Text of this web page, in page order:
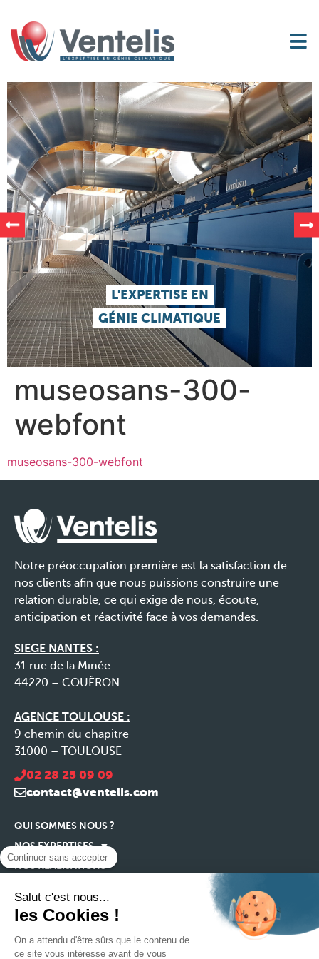
L'EXPERTISE EN
GÉNIE CLIMATIQUE
museosans-300-
webfont
museosans-300-webfont
Notre préoccupation première est la satisfaction de
nos clients afin que nous puissions construire une
relation durable, ce qui exige de nous, écoute,
anticipation et réactivité face à vos demandes.
SIEGE NANTES :
31 rue de la Minée
44220 – COUËRON
AGENCE TOULOUSE :
9 chemin du chapitre
31000 – TOULOUSE
02 28 25 09 09
contact@ventelis.com
QUI SOMMES NOUS ?
NOS EXPERTISES
NOS RÉALISATIONS
Continuer sans accepter
Salut c'est nous...
les Cookies !
On a attendu d'être sûrs que le contenu de
ce site vous intéresse avant de vous